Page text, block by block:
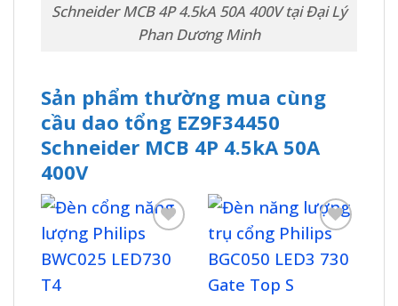
Schneider MCB 4P 4.5kA 50A 400V tại Đại Lý
Phan Dương Minh
Sản phẩm thường mua cùng
cầu dao tổng EZ9F34450
Schneider MCB 4P 4.5kA 50A
400V